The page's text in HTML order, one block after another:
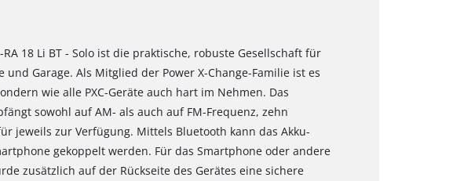
RA 18 Li BT - Solo ist die praktische, robuste Gesellschaft für
und Garage. Als Mitglied der Power X-Change-Familie ist es
wie alle PXC-Geräte auch hart im Nehmen. Das
sowohl auf AM- als auch auf FM-Frequenz, zehn
jeweils zur Verfügung. Mittels Bluetooth kann das Akku-
gekoppelt werden. Für das Smartphone oder andere
zusätzlich auf der Rückseite des Gerätes eine sichere